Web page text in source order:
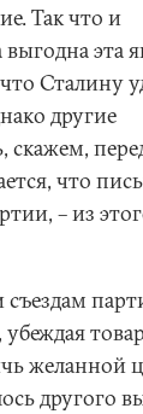
Так что и
выгодна эта
Сталину
другие
скажем,
что
– из
убеждая
желанной
другого